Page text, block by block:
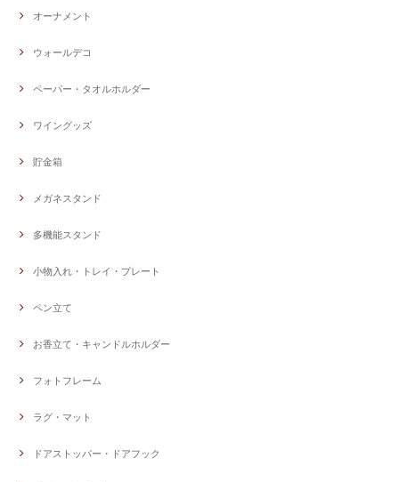
オーナメント
ウォールデコ
ペーパー・タオルホルダー
ワイングッズ
貯金箱
メガネスタンド
多機能スタンド
小物入れ・トレイ・プレート
ペン立て
お香立て・キャンドルホルダー
フォトフレーム
ラグ・マット
ドアストッパー・ドアフック